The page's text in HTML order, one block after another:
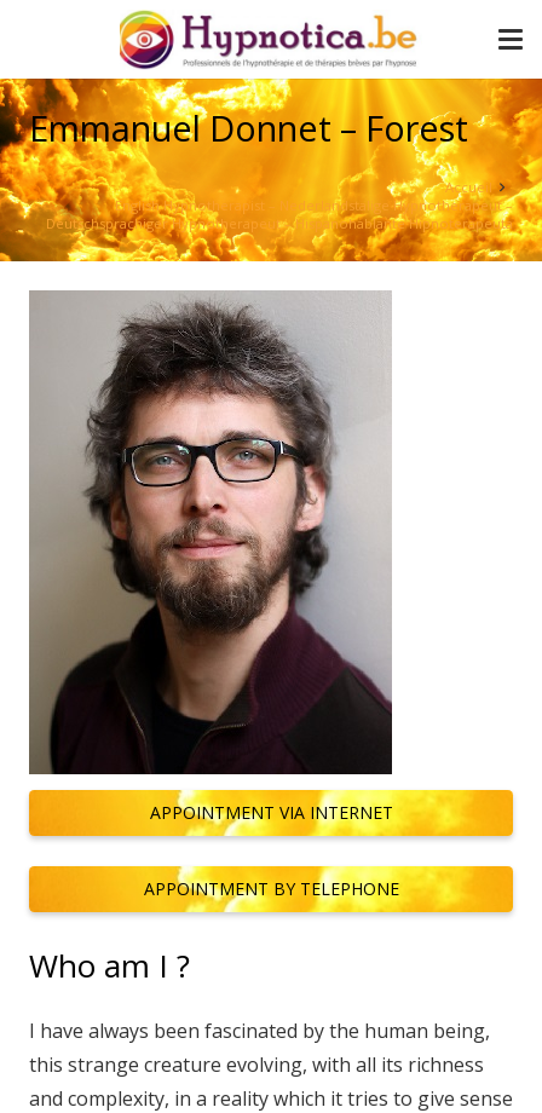
Emmanuel Donnet – Forest
Accueil
English Hypnotherapist – Nederlandstalige Hypnotherapeut –
Deutschsprachiger Hypnotherapeut – Hispanohablante Hipnoterapeuta
APPOINTMENT VIA INTERNET
APPOINTMENT BY TELEPHONE
Who am I ?
I have always been fascinated by the human being,
this strange creature evolving, with all its richness
and complexity, in a reality which it tries to give sense